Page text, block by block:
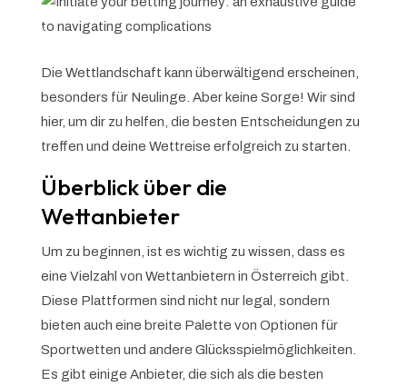
Die Wettlandschaft kann überwältigend erscheinen,
besonders für Neulinge. Aber keine Sorge! Wir sind
hier, um dir zu helfen, die besten Entscheidungen zu
treffen und deine Wettreise erfolgreich zu starten.
Überblick über die
Wettanbieter
Um zu beginnen, ist es wichtig zu wissen, dass es
eine Vielzahl von Wettanbietern in Österreich gibt.
Diese Plattformen sind nicht nur legal, sondern
bieten auch eine breite Palette von Optionen für
Sportwetten und andere Glücksspielmöglichkeiten.
Es gibt einige Anbieter, die sich als die besten